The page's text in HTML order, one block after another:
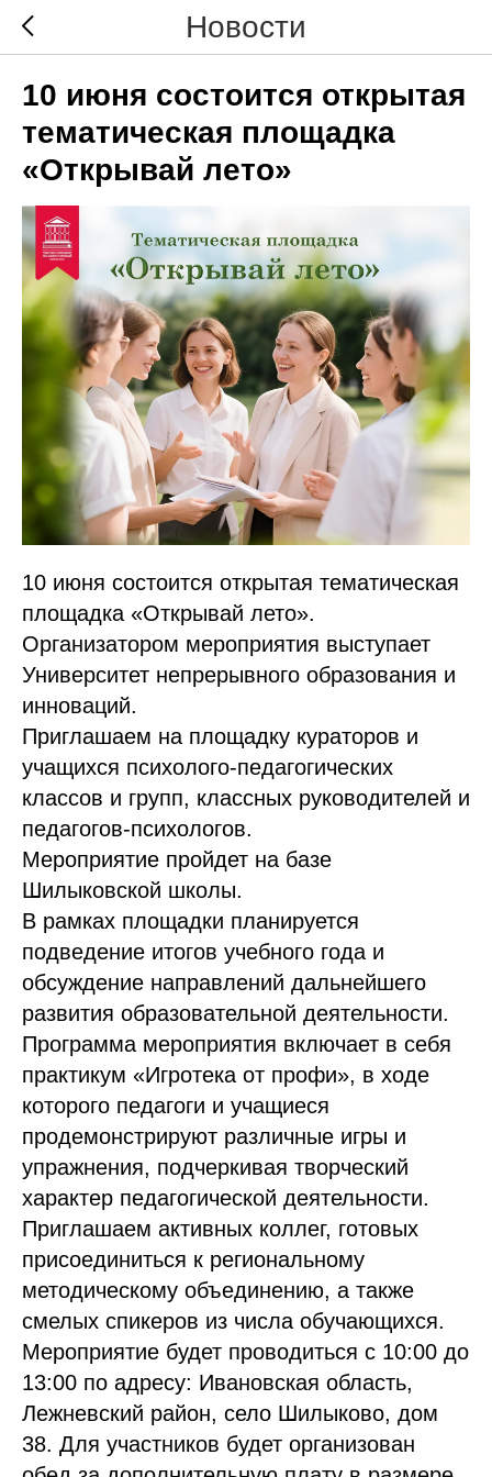
Новости
10 июня состоится открытая
тематическая площадка
«Открывай лето»
10 июня состоится открытая тематическая
площадка «Открывай лето».
Организатором мероприятия выступает
Университет непрерывного образования и
инноваций.
Приглашаем на площадку кураторов и
учащихся психолого-педагогических
классов и групп, классных руководителей и
педагогов-психологов.
Мероприятие пройдет на базе
Шилыковской школы.
В рамках площадки планируется
подведение итогов учебного года и
обсуждение направлений дальнейшего
развития образовательной деятельности.
Программа мероприятия включает в себя
практикум «Игротека от профи», в ходе
которого педагоги и учащиеся
продемонстрируют различные игры и
упражнения, подчеркивая творческий
характер педагогической деятельности.
Приглашаем активных коллег, готовых
присоединиться к региональному
методическому объединению, а также
смелых спикеров из числа обучающихся.
Мероприятие будет проводиться с 10:00 до
13:00 по адресу: Ивановская область,
Лежневский район, село Шилыково, дом
38. Для участников будет организован